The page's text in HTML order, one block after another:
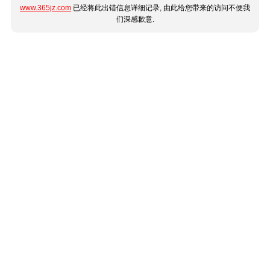
www.365jz.com 已经将此出错信息详细记录, 由此给您带来的访问不便我
们深感歉意.